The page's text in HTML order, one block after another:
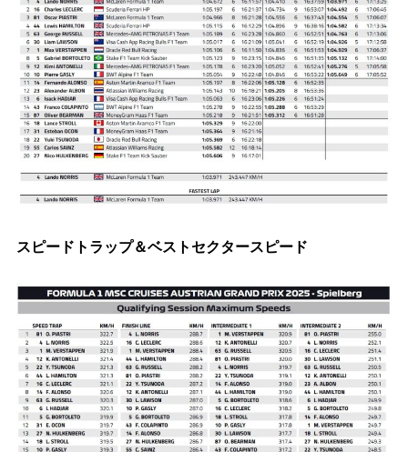
スピードトラップ＆ベストセクタースピード